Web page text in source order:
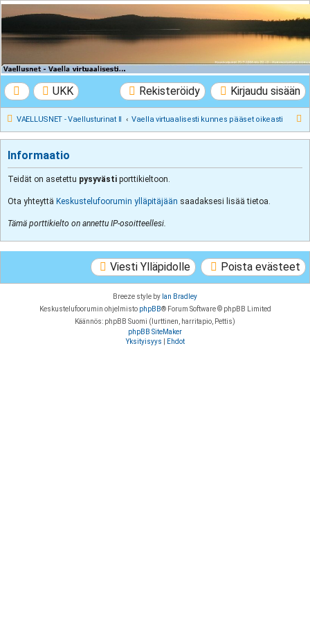
VAELLUSNET -
Vaellusturinat II
UKK Kirjaudu sisään
Rekisteröidy
VAELLUSNET - Vaellusturinat II Vaella virtuaalisesti kunnes pääset oikeasti
Informaatio
Teidät on asetettu pysyvästi porttikieltoon.
Ota yhteyttä Keskustelufoorumin ylläpitäjään saadaksesi lisää tietoa.
Tämä porttikielto on annettu IP-osoitteellesi.
Poista evästeet
Viesti Ylläpidolle
Breeze style by Ian Bradley
Keskustelufoorumin ohjelmisto phpBB® Forum Software © phpBB Limited
Käännös: phpBB Suomi (lurttinen, harritapio, Pettis)
phpBB SiteMaker
Yksityisyys
Ehdot